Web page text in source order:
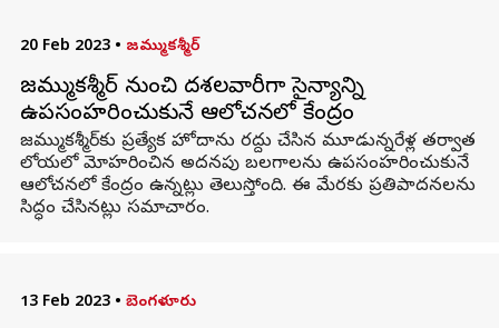
20 Feb 2023 • జమ్ముకశ్మీర్
జమ్ముకశ్మీర్ నుంచి దశలవారీగా సైన్యాన్ని
ఉపసంహరించుకునే ఆలోచనలో కేంద్రం
జమ్ముకశ్మీర్‌కు ప్రత్యేక హోదాను రద్దు చేసిన మూడున్నరేళ్ల తర్వాత
లోయలో మోహరించిన అదనపు బలగాలను ఉపసంహరించుకునే
ఆలోచనలో కేంద్రం ఉన్నట్లు తెలుస్తోంది. ఈ మేరకు ప్రతిపాదనలను
సిద్ధం చేసినట్లు సమాచారం.
13 Feb 2023 • బెంగళూరు